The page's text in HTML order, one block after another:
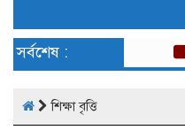
সর্বশেষ :
শিক্ষা বৃত্তি